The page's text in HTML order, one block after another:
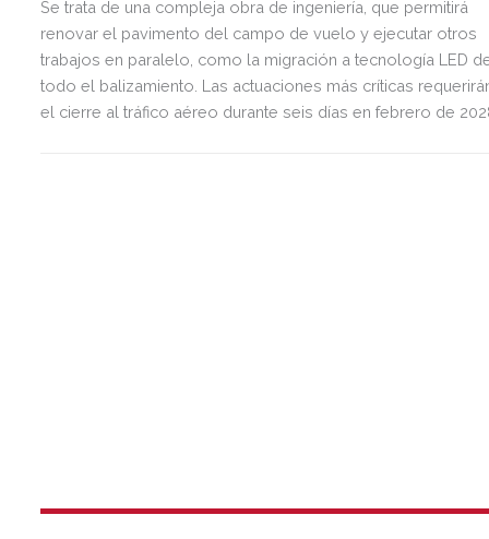
Se trata de una compleja obra de ingeniería, que permitirá
renovar el pavimento del campo de vuelo y ejecutar otros
trabajos en paralelo, como la migración a tecnología LED
todo el balizamiento. Las actuaciones más críticas
el cierre al tráfico aéreo durante seis días en febrero de